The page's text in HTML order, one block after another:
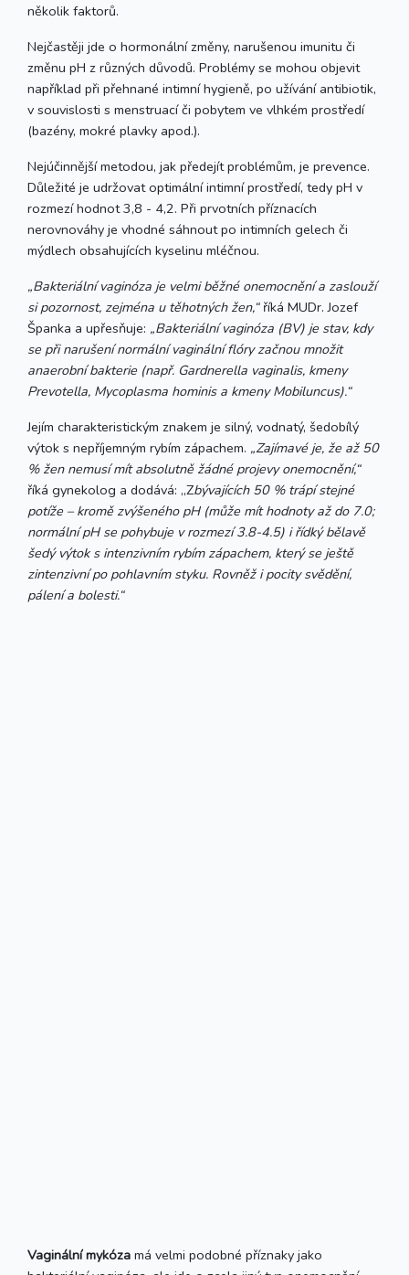
několik faktorů.
Nejčastěji jde o hormonální změny, narušenou imunitu či
změnu pH z různých důvodů. Problémy se mohou objevit
například při přehnané intimní hygieně, po užívání antibiotik,
v souvislosti s menstruací či pobytem ve vlhkém prostředí
(bazény, mokré plavky apod.).
Nejúčinnější metodou, jak předejít problémům, je prevence.
Důležité je udržovat optimální intimní prostředí, tedy pH v
rozmezí hodnot 3,8 - 4,2. Při prvotních příznacích
nerovnováhy je vhodné sáhnout po intimních gelech či
mýdlech obsahujících kyselinu mléčnou.
„Bakteriální vaginóza je velmi běžné onemocnění a zaslouží
si pozornost, zejména u těhotných žen,“říká MUDr. Jozef
Španka a upřesňuje: „Bakteriální vaginóza (BV) je stav, kdy
se při narušení normální vaginální flóry začnou množit
anaerobní bakterie (např. Gardnerella vaginalis, kmeny
Prevotella, Mycoplasma hominis a kmeny Mobiluncus).“
Jejím charakteristickým znakem je silný, vodnatý, šedobílý
výtok s nepříjemným rybím zápachem. „Zajímavé je, že až 50
% žen nemusí mít absolutně žádné projevy onemocnění,“
říká gynekolog a dodává: „Zbývajících 50 % trápí stejné
potíže – kromě zvýšeného pH (může mít hodnoty až do 7.0;
normální pH se pohybuje v rozmezí 3.8-4.5) i řídký bělavě
šedý výtok s intenzivním rybím zápachem, který se ještě
zintenzivní po pohlavním styku. Rovněž i pocity svědění,
pálení a bolesti.“
Vaginální mykóza má velmi podobné příznaky jako